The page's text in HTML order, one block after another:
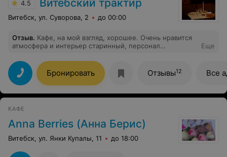
4.5 Витебский трактир
Витебск, ул. Суворова, 2 до 00:00
Отзыв. Кафе, на мой взгляд, хорошее. Очень нравится
атмосфера и интерьер старинный, персонал
очень ужасный официанты , обслуживание которых
никуд не годится ! Раньше пекли очень вкусные
круасаны, сейчас их нет:( Суши ничего, цены
приемлимые, в целом кафе хорошее!
Еще
Бронировать Отзывы12 Все
КАФЕ
Anna Berries (Анна Берис)
Витебск, ул. Янки Купалы, 11 до 18:00